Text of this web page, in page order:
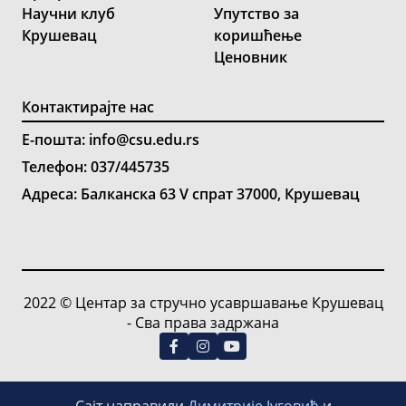
Научни клуб
Крушевац
Упутство за
коришћење
Ценовник
Контактирајте нас
Е-пошта: info@csu.edu.rs
Телефон: 037/445735
Адреса: Балканска 63 V спрат 37000, Крушевац
2022 © Центар за стручно усавршавање Крушевац
- Сва права задржана